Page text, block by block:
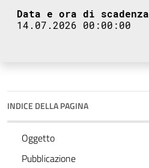
Data e ora di scadenza
14.07.2026 00:00:00
INDICE DELLA PAGINA
Oggetto
Pubblicazione